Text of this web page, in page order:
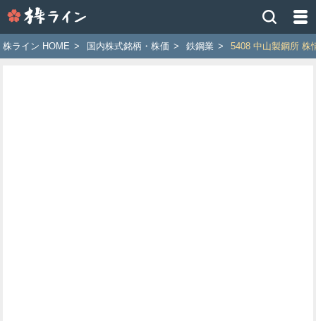
イ
ン
株ライン HOME > 国内株式銘柄・株価 > 鉄鋼業 > 5408 中山製鋼所 株